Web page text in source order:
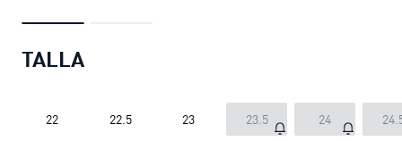
TALLA
22 22.5 23 23.5 24